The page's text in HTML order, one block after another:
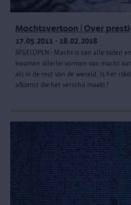
Machtsvertoon | Over
17.05.2011 - 18.02.2018
AFGELOPEN - Macht is van alle tijden
kwamen allerlei vormen van macht
als in de rest van de wereld. Is het
afkomst die het verschil maakt?